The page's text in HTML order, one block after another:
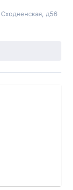
Сходненская , д56